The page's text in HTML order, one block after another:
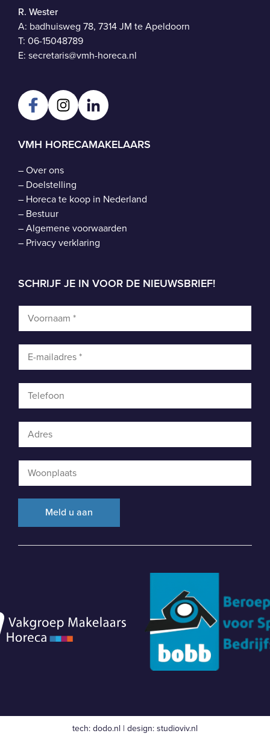
R. Wester
A: badhuisweg 78, 7314 JM te Apeldoorn
T: 06-15048789
E: secretaris@vmh-horeca.nl
VMH HORECAMAKELAARS
–Over ons
– Doelstelling
– Horeca te koop in Nederland
– Bestuur
–Algemene voorwaarden
– Privacy verklaring
SCHRIJF JE IN VOOR DE NIEUWSBRIEF!
tech:dodo.nl | design:studioviv.nl